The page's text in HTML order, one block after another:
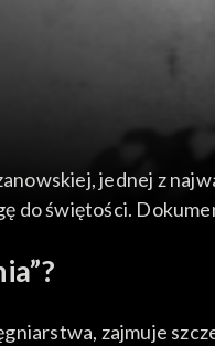
jednej z
do świętości.
zajmuje